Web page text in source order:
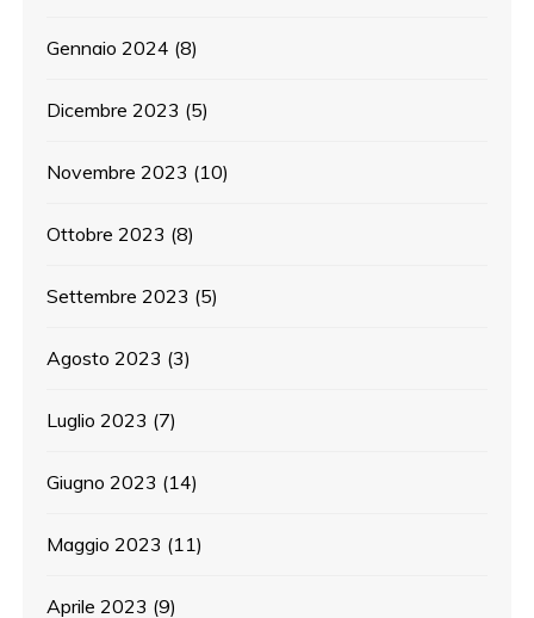
Gennaio 2024 (8)
Dicembre 2023 (5)
Novembre 2023 (10)
Ottobre 2023 (8)
Settembre 2023 (5)
Agosto 2023 (3)
Luglio 2023 (7)
Giugno 2023 (14)
Maggio 2023 (11)
Aprile 2023 (9)